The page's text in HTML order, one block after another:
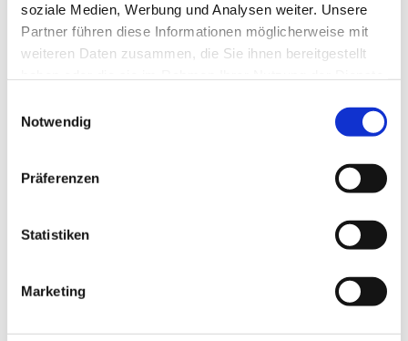
soziale Medien, Werbung und Analysen weiter. Unsere
Partner führen diese Informationen möglicherweise mit
weiteren Daten zusammen, die Sie ihnen bereitgestellt
Notwendig
Präferenzen
Statistiken
Marketing
Interessierte Jugendliche können jederzeit -
außer direkt vor Aufführungen - bei den
Chorproben schnuppern. Bitte vorher Kontakt
Chormitglieder informieren sich bitte anhand
andere Räume verlegte Proben.